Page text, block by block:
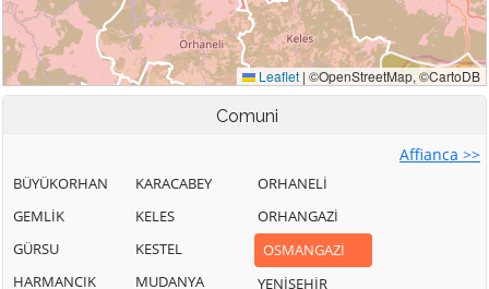
Comuni
Affianca >>
BÜYÜKORHAN
GEMLİK
GÜRSU
HARMANCIK
KARACABEY
KELES
KESTEL
MUDANYA
ORHANELİ
ORHANGAZİ
OSMANGAZİ
YENİŞEHİR